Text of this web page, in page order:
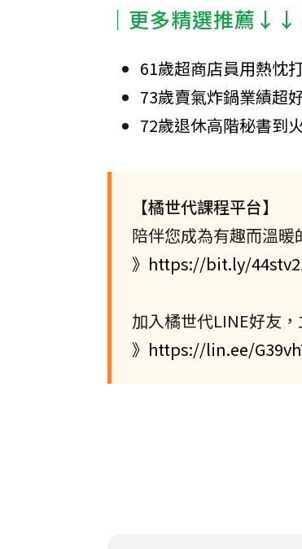
│更多精選推薦
61歲超商店員用熱忱
73歲賣氣炸鍋業績超
72歲退休高階秘書到
【橘世代課程平台】
陪伴您成為有趣而溫暖
》https://bit.ly/
加入橘世代LINE好友
》https://lin.ee/